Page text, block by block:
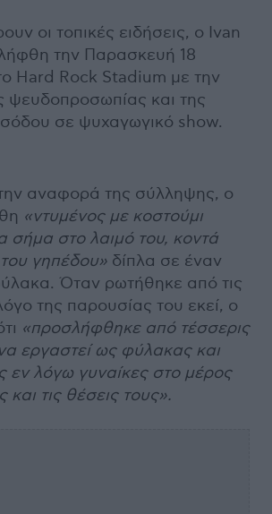
οι τοπικές ειδήσεις, ο Ivan
την Παρασκευή 18
Hard Rock Stadium με την
ψευδοπροσωπίας και της
σε ψυχαγωγικό show.
αναφορά της σύλληψης, ο
«ντυμένος με κοστούμι
σήμα στο λαιμό του, κοντά
γηπέδου» δίπλα σε έναν
Όταν ρωτήθηκε από τις
της παρουσίας του εκεί, ο
«προσλήφθηκε από τέσσερις
εργαστεί ως φύλακας και
εν λόγω γυναίκες στο μέρος
και τις θέσεις τους».